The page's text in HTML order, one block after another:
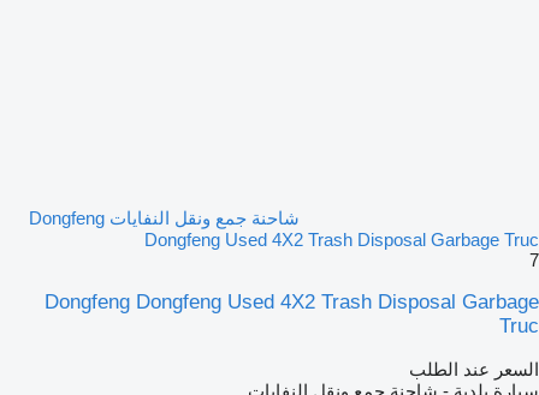
شاحنة جمع ونقل النفايات Dongfeng
Dongfeng Used 4X2 Trash Disposal Garbage Truc
7
Dongfeng Dongfeng Used 4X2 Trash Disposal Garbage
Truc
السعر عند الطلب
سيارة بلدية - شاحنة جمع ونقل النفايات